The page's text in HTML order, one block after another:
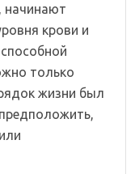
начинают
крови и
только
жизни был